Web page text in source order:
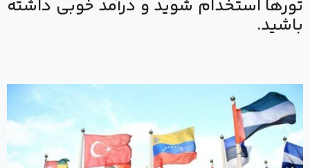
تورها استخدام شوید و درآمد خوبی داشته
باشید.